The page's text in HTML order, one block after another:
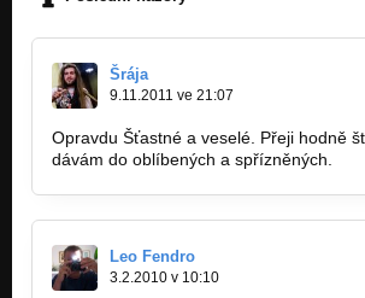
Šrája
9.11.2011 ve 21:07
Opravdu Šťastné a veselé. Přeji hodně
dávám do oblíbených a spřízněných.
Leo Fendro
3.2.2010 v 10:10